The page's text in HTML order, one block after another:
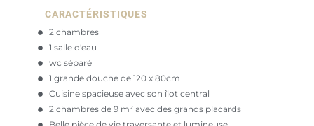
CARACTÉRISTIQUES
2 chambres
1 salle d'eau
wc séparé
1 grande douche de 120 x 80cm
Cuisine spacieuse avec son îlot central
2 chambres de 9 m² avec des grands placards